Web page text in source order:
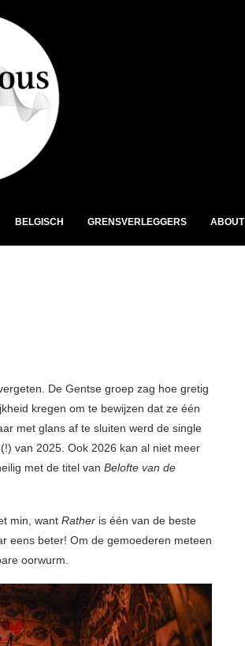
BELGISCH GRENSVERLEGGERS ABOUT
De Gentse groep zag hoe gretig
kregen om te bewijzen dat ze één
met glans af te sluiten werd de single
van 2025. Ook 2026 kan al niet meer
met de titel van Belofte van de
min, want Rather is één van de beste
eens beter! Om de gemoederen meteen
oorwurm.